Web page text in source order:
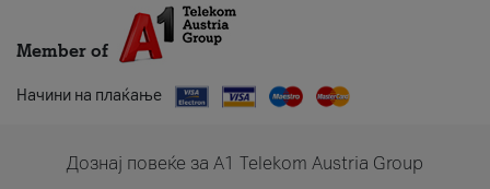
Member of
Начини на плаќање
Дознај повеќе за A1 Telekom Austria Group